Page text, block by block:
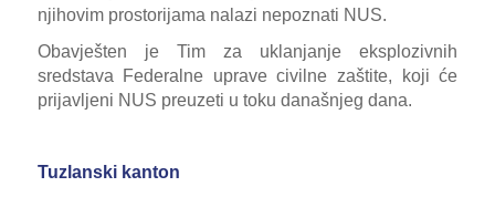
njihovim prostorijama nalazi nepoznati NUS.
Obavješten je Tim za uklanjanje eksplozivnih
sredstava Federalne uprave civilne zaštite, koji će
prijavljeni NUS preuzeti u toku današnjeg dana.
Tuzlanski kanton